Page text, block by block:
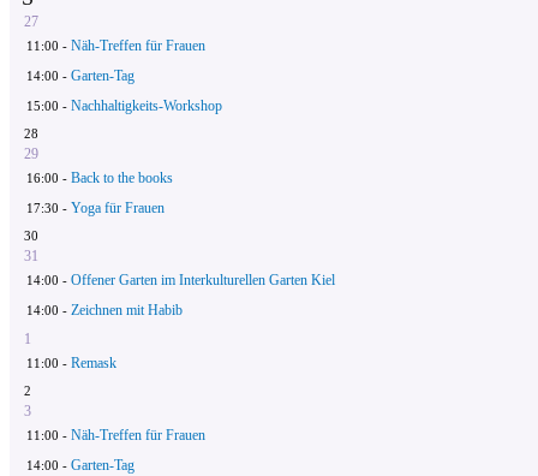
27
11:00 - Näh-Treffen für Frauen
14:00 - Garten-Tag
15:00 - Nachhaltigkeits-Workshop
28
29
16:00 - Back to the books
17:30 - Yoga für Frauen
30
31
14:00 - Offener Garten im Interkulturellen Garten Kiel
14:00 - Zeichnen mit Habib
1
11:00 - Remask
2
3
11:00 - Näh-Treffen für Frauen
14:00 - Garten-Tag